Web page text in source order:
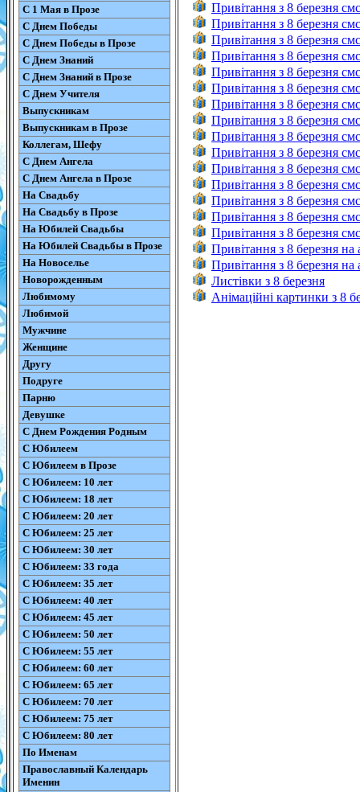
С 1 Мая в Прозе
С Днем Победы
С Днем Победы в Прозе
С Днем Знаний
С Днем Знаний в Прозе
С Днем Учителя
Выпускникам
Выпускникам в Прозе
Коллегам, Шефу
С Днем Ангела
С Днем Ангела в Прозе
На Свадьбу
На Свадьбу в Прозе
На Юбилей Свадьбы
На Юбилей Свадьбы в Прозе
На Новоселье
Новорожденным
Любимому
Любимой
Мужчине
Женщине
Другу
Подруге
Парню
Девушке
С Днем Рождения Родным
С Юбилеем
С Юбилеем в Прозе
С Юбилеем: 10 лет
С Юбилеем: 18 лет
С Юбилеем: 20 лет
С Юбилеем: 25 лет
С Юбилеем: 30 лет
С Юбилеем: 33 года
С Юбилеем: 35 лет
С Юбилеем: 40 лет
С Юбилеем: 45 лет
С Юбилеем: 50 лет
С Юбилеем: 55 лет
С Юбилеем: 60 лет
С Юбилеем: 65 лет
С Юбилеем: 70 лет
С Юбилеем: 75 лет
С Юбилеем: 80 лет
По Именам
Православный Календарь
Именин
Привітання з 8 березня смс
Привітання з 8 березня
Привітання з 8 березня
Привітання з 8 березня
Привітання з 8 березня
Привітання з 8 березня
Привітання з 8 березня
Привітання з 8 березня смс
Привітання з 8 березня
Привітання з 8 березня смс
Привітання з 8 березня
Привітання з 8 березня
Привітання з 8 березня
Привітання з 8 березня смс
Привітання з 8 березня
Привітання з 8 березня на
Привітання з 8 березня на
Листівки з 8 березня
Анімаційні картинки з 8